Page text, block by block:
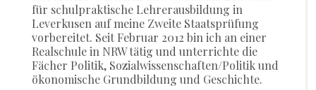
für schulpraktische Lehrerausbildung in
Leverkusen auf meine Zweite Staatsprüfung
vorbereitet. Seit Februar 2012 bin ich an einer
Realschule in NRW tätig und unterrichte die
Fächer Politik, Sozialwissenschaften/Politik und
ökonomische Grundbildung und Geschichte.